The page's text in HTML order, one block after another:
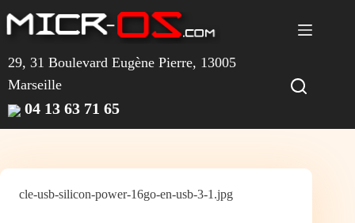
au
contenu
29, 31 Boulevard Eugène Pierre, 13005
Marseille
04 13 63 71 65
cle-usb-silicon-power-16go-en-usb-3-1.jpg